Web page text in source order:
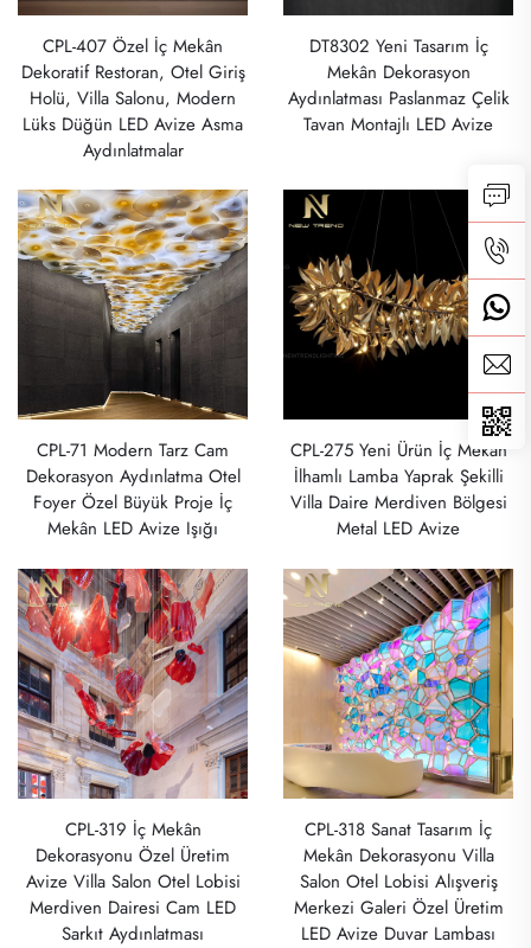
CPL-407 Özel İç Mekân
Dekoratif Restoran, Otel Giriş
Holü, Villa Salonu, Modern
Lüks Düğün LED Avize Asma
Aydınlatmalar
DT8302 Yeni Tasarım İç
Mekân Dekorasyon
Aydınlatması Paslanmaz Çelik
Tavan Montajlı LED Avize
CPL-71 Modern Tarz Cam
Dekorasyon Aydınlatma Otel
Foyer Özel Büyük Proje İç
Mekân LED Avize Işığı
CPL-275 Yeni Ürün İç Mekan
İlhamlı Lamba Yaprak Şekilli
Villa Daire Merdiven Bölgesi
Metal LED Avize
CPL-319 İç Mekân
Dekorasyonu Özel Üretim
Avize Villa Salon Otel Lobisi
Merdiven Dairesi Cam LED
Sarkıt Aydınlatması
CPL-318 Sanat Tasarım İç
Mekân Dekorasyonu Villa
Salon Otel Lobisi Alışveriş
Merkezi Galeri Özel Üretim
LED Avize Duvar Lambası